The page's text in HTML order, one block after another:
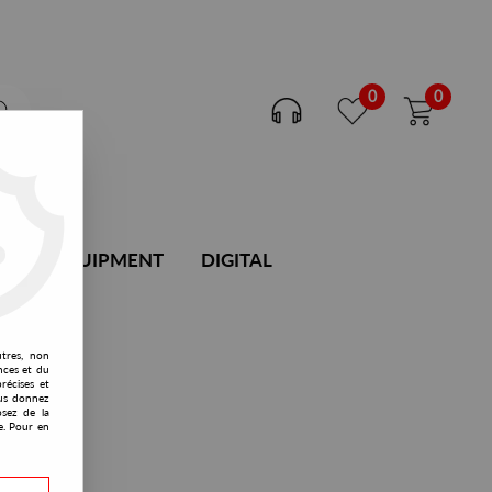
0 0
DJ EQUIPMENT DIGITAL
non
et du
et
donnez
de la
Pour en